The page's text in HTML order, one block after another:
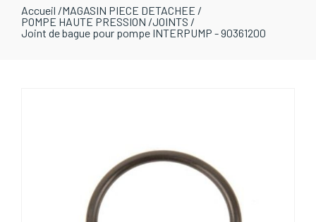
Accueil /MAGASIN PIECE DETACHEE /
POMPE HAUTE PRESSION /JOINTS /
Joint de bague pour pompe INTERPUMP - 90361200